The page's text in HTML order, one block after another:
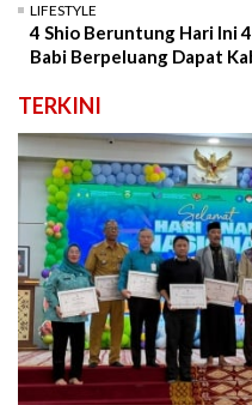
LIFESTYLE
4 Shio Beruntung Hari Ini
Babi Berpeluang Dapat
TERKINI